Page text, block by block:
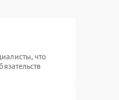
что